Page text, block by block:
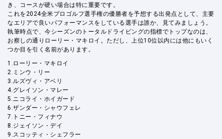
き、コースが硬い場合は特に重要です。
これを2024全米プロゴルフ選手権の優勝者を予想する出発点として、主要
なエリアで良いパフォーマンスをしている選手は誰か、見てみましょう。
執筆時点で、今シーズンのトータルドライビングの指標でトップなのは、
お察しの通りローリー・マキロイ。ただし、上位10位以内には他にもいく
つか目を引く名前があります。
1.ローリー・マキロイ
2.ミンウ・リー
3.ルズヴィ・アベリ
4.グレイソン・マレー
5.ニコライ・ホイガード
6.ザンダー・シャウフェレ
7.トニー・フィナウ
8.ジェイソン・デイ
9.スコッティ・シェフラー